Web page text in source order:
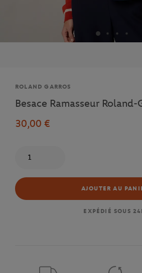
Marque
ROLAND GARROS
Besace Ramasseur
30,00 €
AJOUTER AU
EXPÉDIÉ SOUS